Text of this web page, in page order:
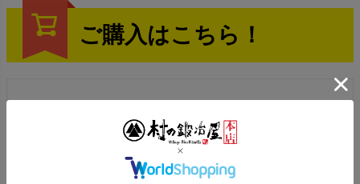
ご購入はこちら！